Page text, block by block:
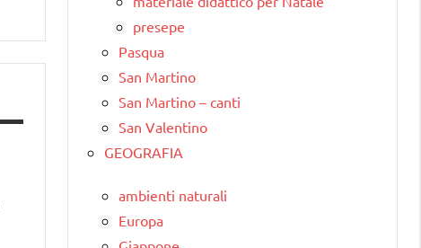
presepe
Pasqua
San Martino
San Martino – canti
San Valentino
GEOGRAFIA
ambienti naturali
Europa